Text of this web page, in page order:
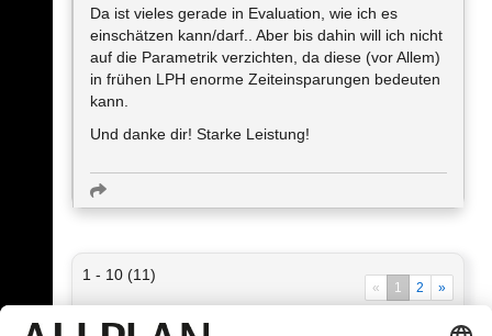
Da ist vieles gerade in Evaluation, wie ich es
einschätzen kann/darf.. Aber bis dahin will ich nicht
auf die Parametrik verzichten, da diese (vor Allem)
in frühen LPH enorme Zeiteinsparungen bedeuten
kann.
Und danke dir! Starke Leistung!
1 - 10 (11)
« 1 2 »